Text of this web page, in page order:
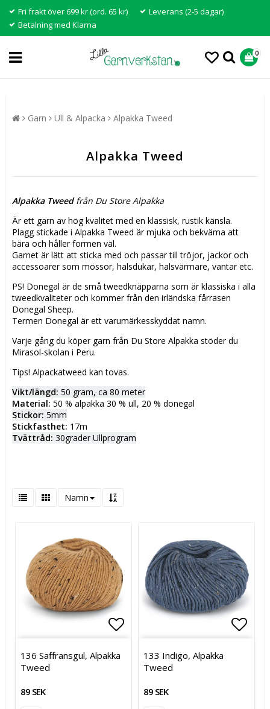
Fri frakt över 699 kr (ord. 65 kr)
Leverans (2-5 dagar)
Betalning med Klarna
0
Garn Ull & Alpacka Alpakka Tweed
Alpakka Tweed
Alpakka Tweed från Du Store Alpakka
Är ett garn av hög kvalitet med en klassisk, rustik känsla.
Plagg stickade i Alpakka Tweed är mjuka och bekväma att
bära och håller formen väl.
Garnet är lätt att sticka med och passar till tröjor, jackor och
accessoarer som mössor, halsdukar, halsvärmare, vantar etc.
PS! Donegal är de små tweedknäpparna som är klassiska i alla
tweedkvaliteter och kommer från den irländska fårrasen
Donegal Sheep.
Termen Donegal är ett varumärkesskyddat namn.
Varje gång du köper garn från Du Store Alpakka stöder du
Mirasol-skolan i Peru.
Tips! Alpackatweed kan tovas.
Vikt/längd: 50 gram, ca 80 meter
Material: 50 % alpakka 30 % ull, 20 % donegal
Stickor: 5mm
Stickfasthet: 17m
Tvättråd: 30grader Ullprogram
Namn
Lägg till i favoritlistan
136 Saffransgul, Alpakka
Tweed
89 SEK
133 Indigo, Alpakka
Tweed
89 SEK